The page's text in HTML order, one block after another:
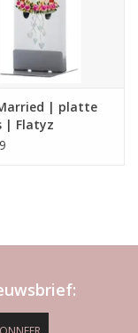
| platte
| Flatyz